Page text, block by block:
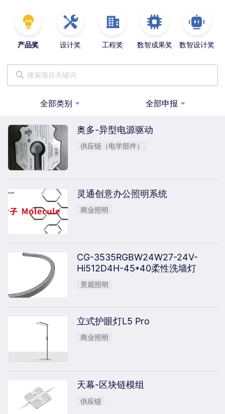
产品奖 设计奖 工程奖 数智成果奖 数智设计奖
全部类别 全部申报
奥多-异型电源驱动
供应链（电学部件）
灵通创意办公照明系统
商业照明
CG-3535RGBW24W27-24V-
Hi512D4H-45*40柔性洗墙灯
景观照明
立式护眼灯L5 Pro
商业照明
天幕-区块链模组
供应链